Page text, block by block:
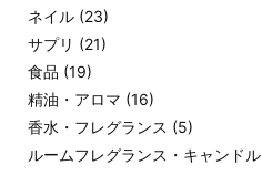
ネイル (23)
サプリ (21)
食品 (19)
精油・アロマ (16)
香水・フレグランス (5)
ルームフレグランス・キャンドル